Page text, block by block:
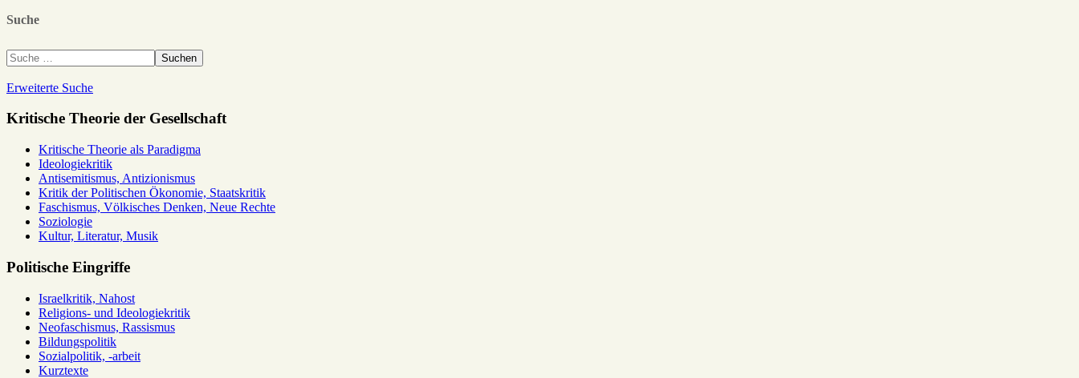
Suche
Suchen
Erweiterte Suche
Kritische Theorie der Gesellschaft
Kritische Theorie als Paradigma
Ideologiekritik
Antisemitismus, Antizionismus
Kritik der Politischen Ökonomie, Staatskritik
Faschismus, Völkisches Denken, Neue Rechte
Soziologie
Kultur, Literatur, Musik
Politische Eingriffe
Israelkritik, Nahost
Religions- und Ideologiekritik
Neofaschismus, Rassismus
Bildungspolitik
Sozialpolitik, -arbeit
Kurztexte